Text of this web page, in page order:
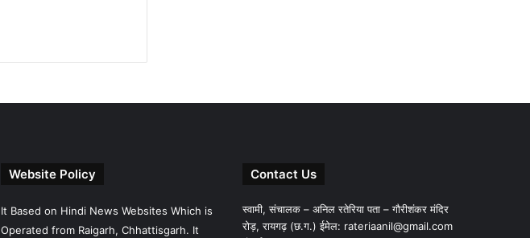
Website Policy
It Based on Hindi News Websites Which is
Operated from Raigarh, Chhattisgarh. It
Contact Us
स्वामी, संचालक – अनिल रतेरिया पता – गौरीशंकर मंदिर
रोड़, रायगढ़ (छ.ग.) ईमेल: rateriaanil@gmail.com